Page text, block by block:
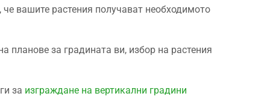
вашите растения получават необходимото
планове за градината ви, избор на растения
за изграждане на вертикални градини